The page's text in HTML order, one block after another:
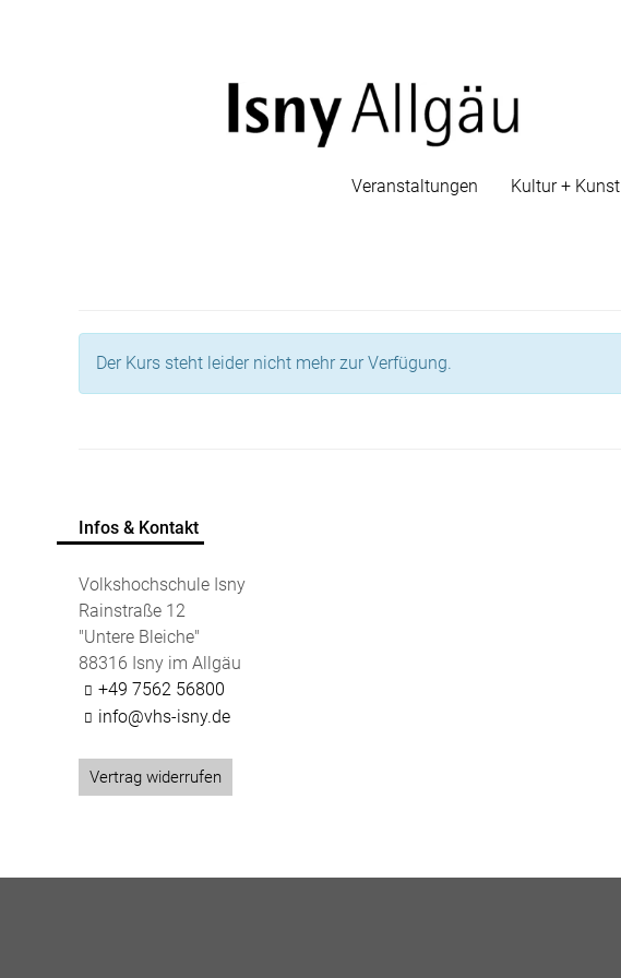
Veranstaltungen Kultur + Kunst
Der Kurs steht leider nicht mehr zur Verfügung.
Infos & Kontakt
Volkshochschule Isny
Rainstraße 12
"Untere Bleiche"
88316 Isny im Allgäu
+49 7562 56800
info@vhs-isny.de
Vertrag widerrufen